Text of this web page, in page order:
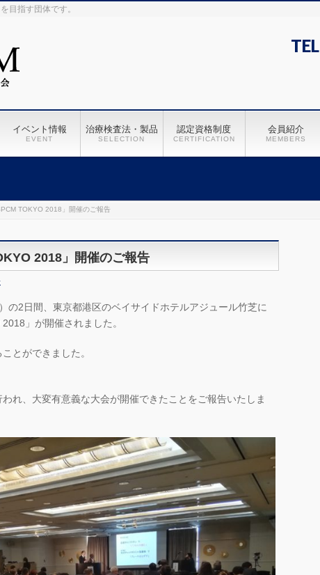
目指す団体です。
イベント情報
EVENT
治療検査法・製品
SELECTION
認定資格制度
CERTIFICATION
会員紹介
MEMBERS
TOKYO 2018」開催のご報告
2018」開催のご報告
の2日間、東京都港区のベイサイドホテルアジュール竹芝に
」が開催されました。
とができました。
れ、大変有意義な大会が開催できたことをご報告いたしま